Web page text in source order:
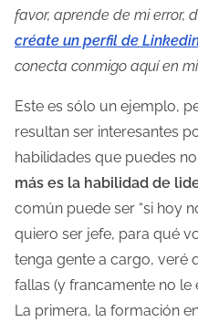
favor, aprende de mi error,
créate un perfil de
conecta conmigo aquí en
Este es sólo un ejemplo,
resultan ser interesantes
habilidades que puedes
más es la habilidad de
común puede ser “si hoy
quiero ser jefe, para qué
tenga gente a cargo, veré
fallas (y francamente no le
La primera, la formación